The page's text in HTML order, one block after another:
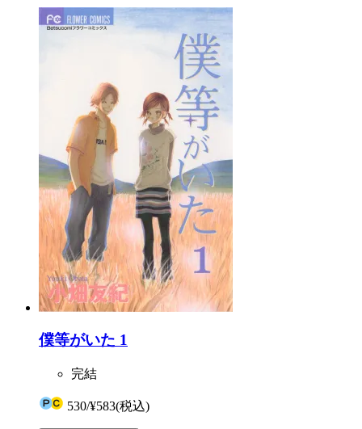
僕等がいた 1
完結
530/¥583(税込)